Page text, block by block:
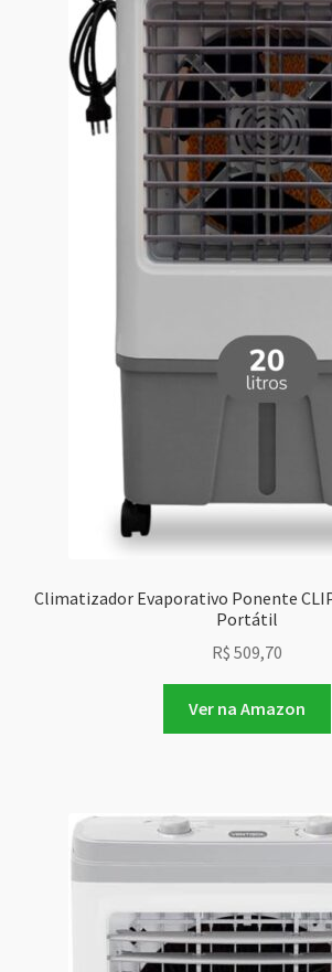
Climatizador Evaporativo Ponente
Portátil
R$ 509,70
Ver na Amazon